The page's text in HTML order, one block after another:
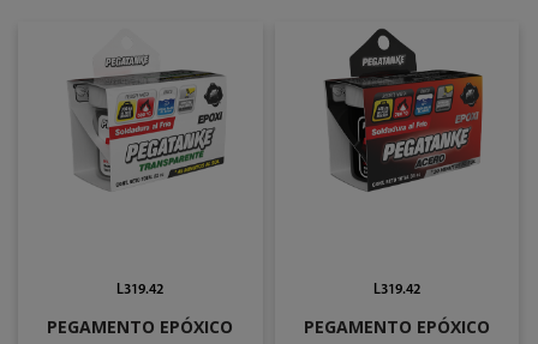
PEGAMENTO EPÓXICO
L319.42
PEGAMENTO EPÓXICO
L319.42